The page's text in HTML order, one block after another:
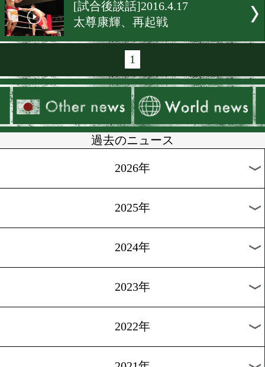
[KO KiNG]2017.1.8
土屋修平vs野口将志 試合映
[KO KiNG]2016.12.25
610ヤングフェスティバル5
[KO特集]2016.12.17
Boxing Raise KO KiNG
[KO特集]2016.12.10
お待ちかね!KO特集動画
[試合後談話]2016.4.17
太尊康輝、再起戦
1